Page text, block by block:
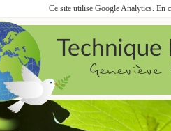
Ce site utilise Google Analytics. En